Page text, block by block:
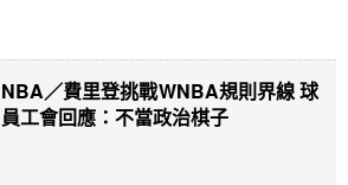
NBA／費里登挑戰WNBA規則界線 球
員工會回應：不當政治棋子